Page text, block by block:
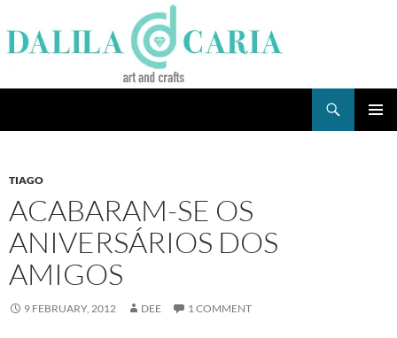
to
content
TIAGO
ACABARAM-SE OS
ANIVERSÁRIOS DOS
AMIGOS
9 FEBRUARY, 2012 DEE 1 COMMENT